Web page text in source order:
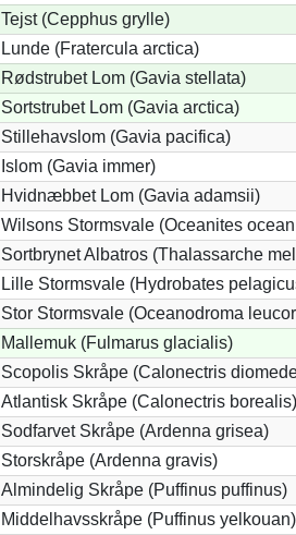
Tejst (Cepphus grylle)
Lunde (Fratercula arctica)
Rødstrubet Lom (Gavia stellata)
Sortstrubet Lom (Gavia arctica)
Stillehavslom (Gavia pacifica)
Islom (Gavia immer)
Hvidnæbbet Lom (Gavia adamsii)
Wilsons Stormsvale (Oceanites
Sortbrynet Albatros (Thalassarche
Lille Stormsvale (Hydrobates
Stor Stormsvale (Oceanodroma
Mallemuk (Fulmarus glacialis)
Scopolis Skråpe (Calonectris
Atlantisk Skråpe (Calonectris borealis)
Sodfarvet Skråpe (Ardenna grisea)
Storskråpe (Ardenna gravis)
Almindelig Skråpe (Puffinus puffinus)
Middelhavsskråpe (Puffinus yelkouan)